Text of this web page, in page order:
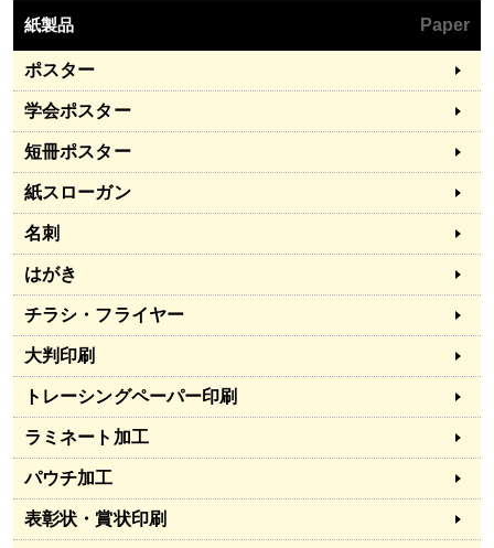
紙製品 Paper
ポスター
学会ポスター
短冊ポスター
紙スローガン
名刺
はがき
チラシ・フライヤー
大判印刷
トレーシングペーパー印刷
ラミネート加工
パウチ加工
表彰状・賞状印刷